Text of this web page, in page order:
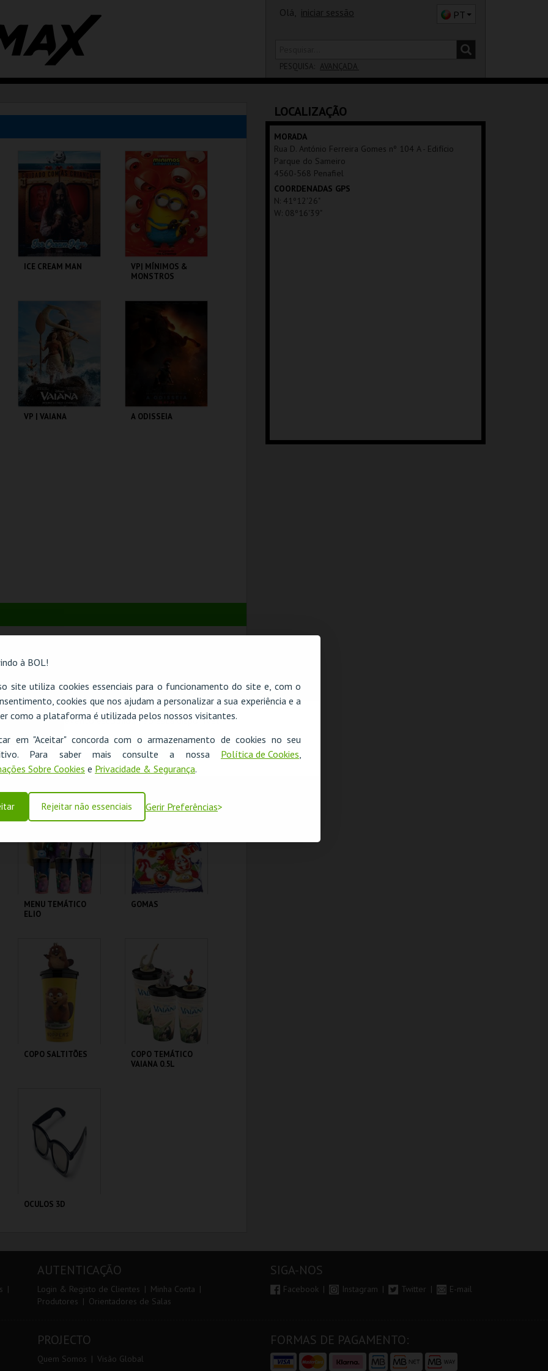
à BOL!
site utiliza cookies essenciais para o funcionamento do site e, com o
cookies que nos ajudam a personalizar a sua experiência e a
como a plataforma é utilizada pelos nossos visitantes.
em "Aceitar" concorda com o armazenamento de cookies no seu
Para saber mais consulte a nossa Política de Cookies,
Sobre Cookies e Privacidade & Segurança.
Rejeitar não essenciais Gerir Preferências
Olá, iniciar sessão PT
PESQUISA: AVANÇADA
SALA
ICE CREAM MAN
CINEMAS CINEMAX
PENAFIEL
MAIS INFO
COMPRAR
VP| MÍNIMOS &
MONSTROS
PENAFIEL
MAIS INFO
VP | VAIANA A ODISSEIA
MENU BALDE
GRANDE (225 GR) +
2 BEBIDAS DE 500
COMPRAR
MENU NACHOS + 1
MOLHO + 1 BEBIDA
DE 750 ML
COMPRAR
MENU TEMÁTICO
ELIO
MAIS INFO
GOMAS
MAIS INFO
COMPRAR
COPO SALTITÕES
MAIS INFO
COMPRAR
COPO TEMÁTICO
VAIANA 0.5L
OCULOS 3D
LOCALIZAÇÃO
MORADA
Rua D. António Ferreira Gomes nº 104 A - Edifício
Parque do Sameiro
4560-568 Penafiel
COORDENADAS GPS
N: 41º12'26"
W: 08º16'39"
AUTENTICAÇÃO
Login & Registo de Clientes
Minha Conta
Produtores
Orientadores de Salas
SIGA-NOS
Facebook Instagram Twitter E-mail
PROJECTO
Quem Somos Visão Global
FORMAS DE PAGAMENTO:
O evento escolhido não está disponível
OK